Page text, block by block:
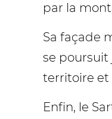
par la
Sa façade
se poursuit
territoire et
Enfin, le